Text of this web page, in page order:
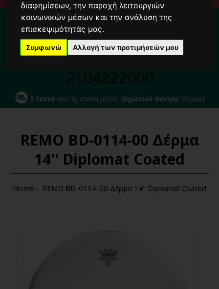
διαφημίσεων, την παροχή λειτουργιών
κοινωνικών μέσων και την ανάλυση της
επισκεψιμότητάς μας.
Συμφωνώ Αλλαγή των προτιμήσεών μου
Για το διάστημα από 10/8 ως 24/8 οι
παραγγελίες σας ενδέχεται να
καθυστερήσουν !
Για κάθε σας απορία καλέστε μας στο:
3 λεπτά από τη στάση μετρό 'Δημοτικό Θέατρο'Πειραιά
REMO BD-0114-00 Δέρμα
14'' Diplomat Coated
Home REMO BD-0114-00 Δέρμα 14'' Diplomat Coated